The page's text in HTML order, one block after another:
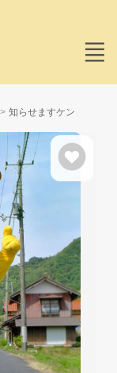
知らせますケン